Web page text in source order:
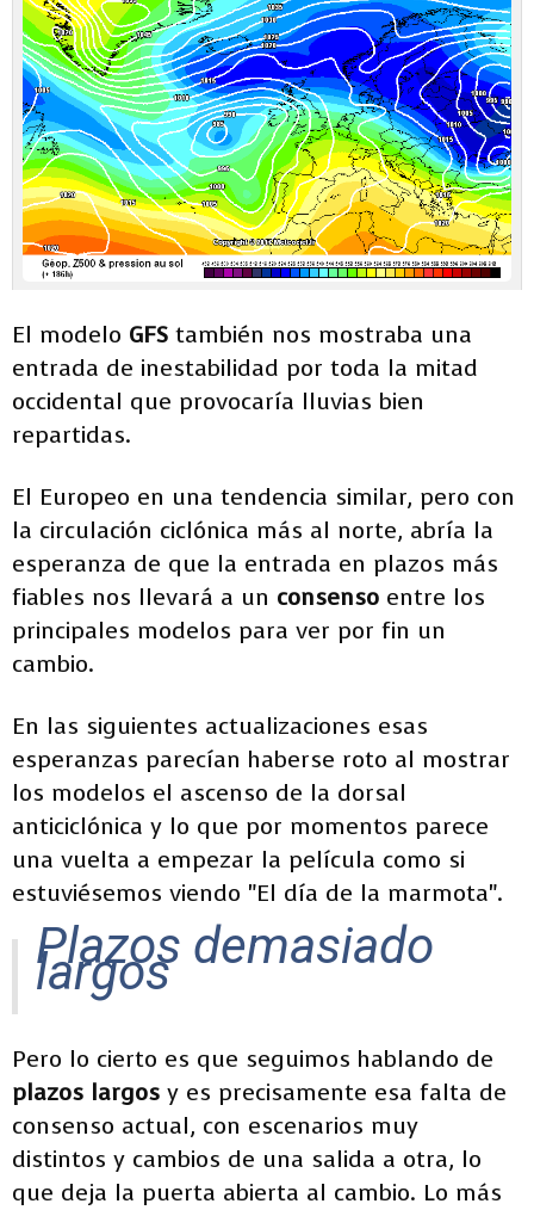
El modelo GFS también nos mostraba una
entrada de inestabilidad por toda la mitad
occidental que provocaría lluvias bien
repartidas.
El Europeo en una tendencia similar, pero con
la circulación ciclónica más al norte, abría la
esperanza de que la entrada en plazos más
fiables nos llevará a un consenso entre los
principales modelos para ver por fin un
cambio.
En las siguientes actualizaciones esas
esperanzas parecían haberse roto al mostrar
los modelos el ascenso de la dorsal
anticiclónica y lo que por momentos parece
una vuelta a empezar la película como si
estuviésemos viendo "El día de la marmota".
Plazos demasiado
largos
Pero lo cierto es que seguimos hablando de
plazos largos y es precisamente esa falta de
consenso actual, con escenarios muy
distintos y cambios de una salida a otra, lo
que deja la puerta abierta al cambio. Lo más